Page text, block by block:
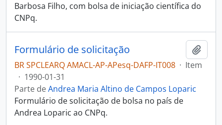
Barbosa Filho, com bolsa de iniciação científica do
CNPq.
Formulário de solicitação
BR SPCLEARQ AMACL-AP-APesq-DAFP-IT008 · Item
· 1990-01-31
Parte deAndrea Maria Altino de Campos Loparic
Formulário de solicitação de bolsa no país de
Andrea Loparic ao CNPq.